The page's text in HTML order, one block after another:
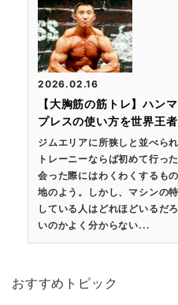
2026.02.16
【大胸筋の筋トレ】ハン
プレスの使い方を世界王
ジムエリアに所狭しと並べら
トレーニーならば初めて行っ
会った際にはわくわくするも
地のよう。しかし、マシンの
している人はどれほどいるだ
いのかよく分からない...
おすすめトピック